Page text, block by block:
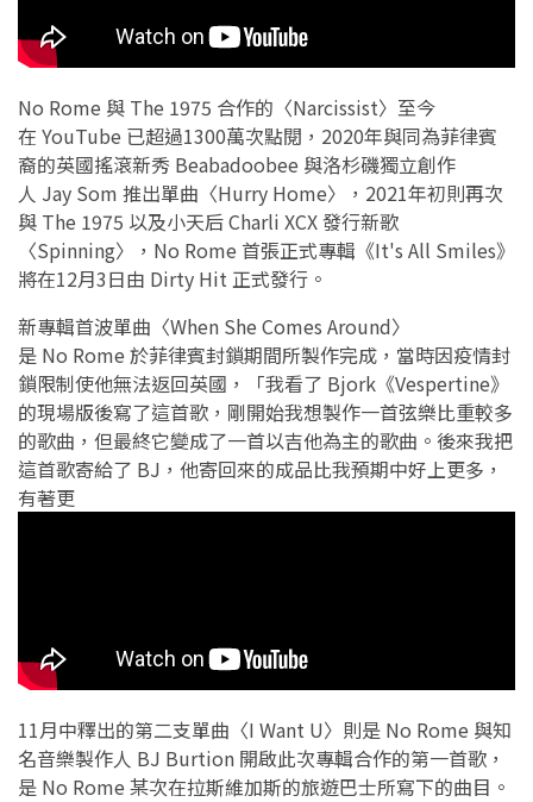
No Rome 與 The 1975 合作的〈Narcissist〉至今
在 YouTube 已超過1300萬次點閱，2020年與同為菲律賓
裔的英國搖滾新秀 Beabadoobee 與洛杉磯獨立創作
人 Jay Som 推出單曲〈Hurry Home〉，2021年初則再次
與 The 1975 以及小天后 Charli XCX 發行新歌
〈Spinning〉，No Rome 首張正式專輯《It's All Smiles》
將在12月3日由 Dirty Hit 正式發行。
新專輯首波單曲〈When She Comes Around〉
是 No Rome 於菲律賓封鎖期間所製作完成，當時因疫情封
鎖限制使他無法返回英國，「我看了 Bjork《Vespertine》
的現場版後寫了這首歌，剛開始我想製作一首弦樂比重較多
的歌曲，但最終它變成了一首以吉他為主的歌曲。後來我把
這首歌寄給了 BJ，他寄回來的成品比我預期中好上更多，
有著更
11月中釋出的第二支單曲〈I Want U〉則是 No Rome 與知
名音樂製作人 BJ Burtion 開啟此次專輯合作的第一首歌，
是 No Rome 某次在拉斯維加斯的旅遊巴士所寫下的曲目。